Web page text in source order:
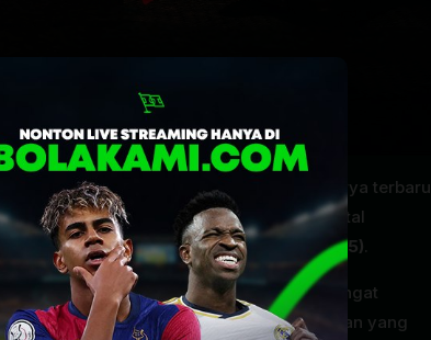
diri Anda untuk menyambut mahakarya terbaru
sama dengan SL23 dan Nuon Digital
teror mematikan melaluiFilm Qorin 2 (2025).
yang kelam, dan isu sosial yang sangat
sekuel ini menjanjikan ketegangan yang